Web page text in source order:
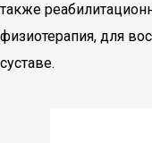
также
физиотерапия, для
суставе.